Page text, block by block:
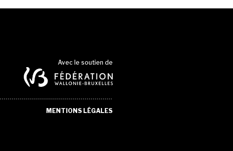
Avec le soutien de
MENTIONS LÉGALES